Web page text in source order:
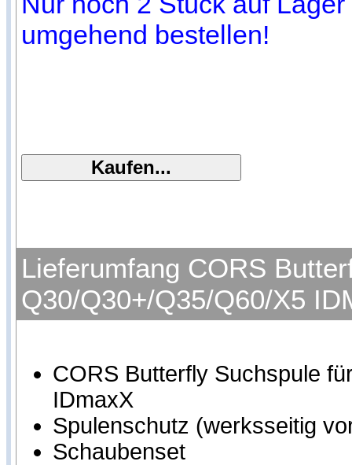
umgehend bestellen!
Lieferumfang CORS
Q30/Q30+/Q35/Q60/X5
CORS Butterfly Suchspule
IDmaxX
Spulenschutz (werksseitig
Schaubenset